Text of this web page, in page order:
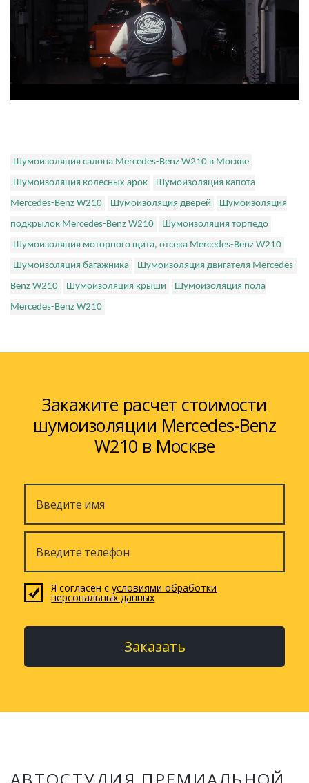
Шумоизоляция салона Mercedes-Benz W210 в Москве
Шумоизоляция колесных арок
Шумоизоляция капота
Mercedes-Benz W210
Шумоизоляция дверей
Шумоизоляция
подкрылок Mercedes-Benz W210
Шумоизоляция торпедо
Шумоизоляция моторного щита, отсека Mercedes-Benz W210
Шумоизоляция багажника
Шумоизоляция двигателя Mercedes-
Benz W210
Шумоизоляция крыши
Шумоизоляция пола
Mercedes-Benz W210
Закажите расчет стоимости
шумоизоляции Mercedes-Benz
W210 в Москве
Я согласен сусловиями обработки
персональных данных
Заказать